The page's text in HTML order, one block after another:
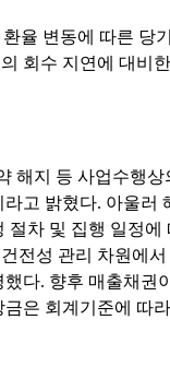
율 변동에 따른 당
회수 지연에 대비
해지 등 사업수행
고 밝혔다. 아울러
절차 및 집행 일정에
전성 관리 차원에
했다. 향후 매출채권
은 회계기준에 따